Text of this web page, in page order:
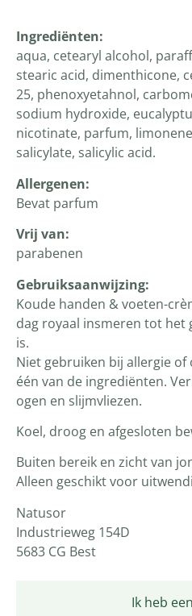
Ik heb
Ingrediënten:
aqua, cetearyl alcohol,
stearic acid, dimenthicone,
25, phenoxyetahnol,
sodium hydroxide,
nicotinate, parfum,
salicylate, salicylic acid.
Allergenen:
Bevat parfum
Vrij van:
parabenen
Gebruiksaanwijzing:
Koude handen & voeten-
dag royaal insmeren tot het
is.
Niet gebruiken bij allergie
één van de ingrediënten.
ogen en slijmvliezen.
Koel, droog en afgesloten
Buiten bereik en zicht van
Alleen geschikt voor
Natusor
Industrieweg 154D
5683 CG Best